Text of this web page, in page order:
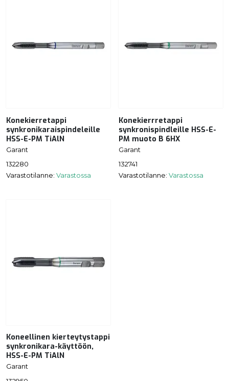
Konekierretappi
synkronikaraispindeleille
HSS-E-PM TiAlN
Garant
132280
Varastotilanne: Varastossa
Konekierrretappi
synkronispindleille HSS-E-
PM muoto B 6HX
Garant
132741
Varastotilanne: Varastossa
Koneellinen kierteytystappi
synkronikara-käyttöön,
HSS-E-PM TiAlN
Garant